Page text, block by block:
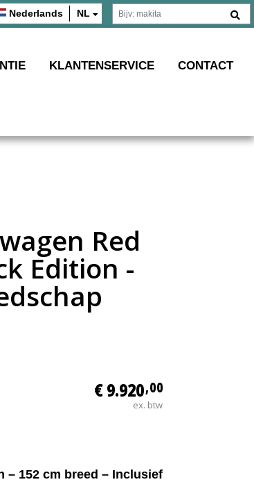
Nederlands NL
KLANTENSERVICE CONTACT
Red
Edition -
€ 9.920,00
ex. btw
– 152 cm breed – Inclusief